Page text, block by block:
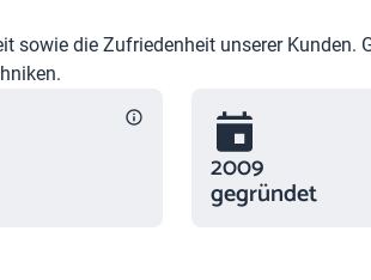
die Zufriedenheit unserer Kunden.
2009
gegründet